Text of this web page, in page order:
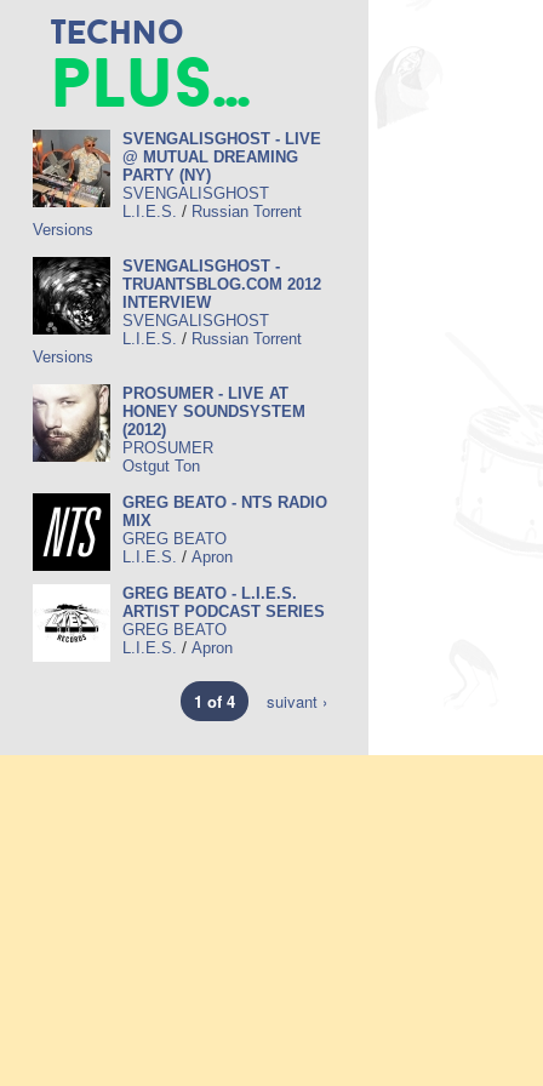
Techno
plus...
SVENGALISGHOST - LIVE
@ MUTUAL DREAMING
PARTY (NY)
SVENGALISGHOST
L.I.E.S. / Russian Torrent
Versions
SVENGALISGHOST -
TRUANTSBLOG.COM 2012
INTERVIEW
SVENGALISGHOST
L.I.E.S. / Russian Torrent
Versions
PROSUMER - LIVE AT
HONEY SOUNDSYSTEM
(2012)
PROSUMER
Ostgut Ton
GREG BEATO - NTS RADIO
MIX
GREG BEATO
L.I.E.S. / Apron
GREG BEATO - L.I.E.S.
ARTIST PODCAST SERIES
GREG BEATO
L.I.E.S. / Apron
1 of 4 suivant ›